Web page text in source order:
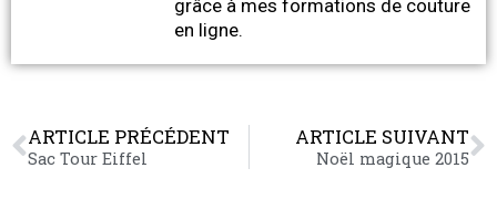
grâce à mes formations de couture
en ligne.
ARTICLE PRÉCÉDENT
Sac Tour Eiffel
ARTICLE SUIVANT
Noël magique 2015